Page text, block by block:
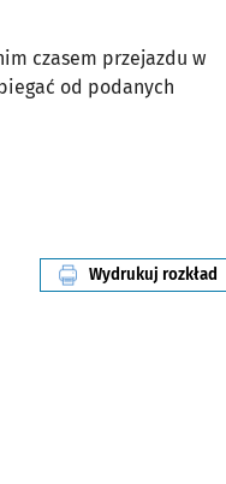
czasem przejazdu w
od podanych
Wydrukuj rozkład
linii nr 117